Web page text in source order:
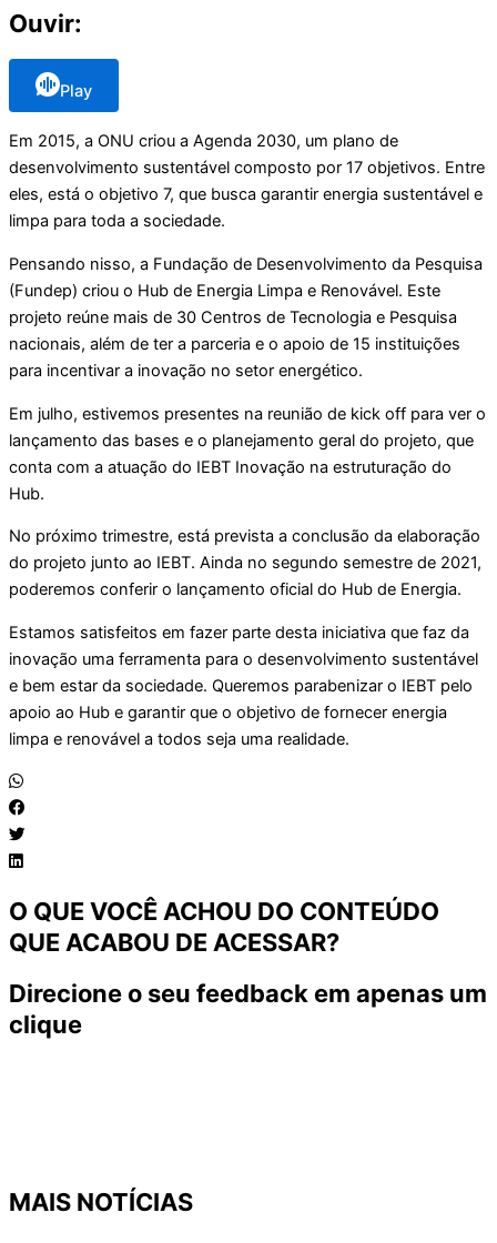
Ouvir:
Play
Em 2015, a ONU criou a Agenda 2030, um plano de
desenvolvimento sustentável composto por 17 objetivos. Entre
eles, está o objetivo 7, que busca garantir energia sustentável e
limpa para toda a sociedade.
Pensando nisso, a Fundação de Desenvolvimento da Pesquisa
(Fundep) criou o Hub de Energia Limpa e Renovável. Este
projeto reúne mais de 30 Centros de Tecnologia e Pesquisa
nacionais, além de ter a parceria e o apoio de 15 instituições
para incentivar a inovação no setor energético.
Em julho, estivemos presentes na reunião de kick off para ver o
lançamento das bases e o planejamento geral do projeto, que
conta com a atuação do IEBT Inovação na estruturação do
Hub.
No próximo trimestre, está prevista a conclusão da elaboração
do projeto junto ao IEBT. Ainda no segundo semestre de 2021,
poderemos conferir o lançamento oficial do Hub de Energia.
Estamos satisfeitos em fazer parte desta iniciativa que faz da
inovação uma ferramenta para o desenvolvimento sustentável
e bem estar da sociedade. Queremos parabenizar o IEBT pelo
apoio ao Hub e garantir que o objetivo de fornecer energia
limpa e renovável a todos seja uma realidade.
O QUE VOCÊ ACHOU DO CONTEÚDO
QUE ACABOU DE ACESSAR?
Direcione o seu feedback em apenas um
clique
MAIS NOTÍCIAS